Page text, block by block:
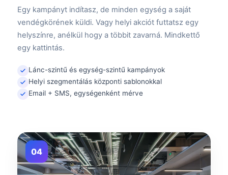
Egy kampányt indítasz, de minden egység a saját
vendégkörének küldi. Vagy helyi akciót futtatsz egy
helyszínre, anélkül hogy a többit zavarná. Mindkettő
egy kattintás.
Lánc-szintű és egység-szintű kampányok
Helyi szegmentálás központi sablonokkal
Email + SMS, egységenként mérve
04